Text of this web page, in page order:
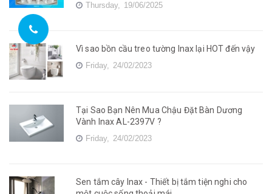
Thursday, 19/06/2025
Vì sao bồn cầu treo tường Inax lại HOT đến vậy
Friday, 24/02/2023
Tại Sao Bạn Nên Mua Chậu Đặt Bàn Dương
Vành Inax AL-2397V ?
Friday, 24/02/2023
Sen tắm cây Inax - Thiết bị tắm tiện nghi cho